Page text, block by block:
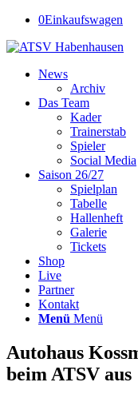
0Einkaufswagen
News
Archiv
Das Team
Kader
Trainerstab
Spieler
Social Media
Saison 26/27
Spielplan
Tabelle
Hallenheft
Galerie
Tickets
Shop
Live
Partner
Kontakt
Menü Menü
Autohaus
beim ATSV aus